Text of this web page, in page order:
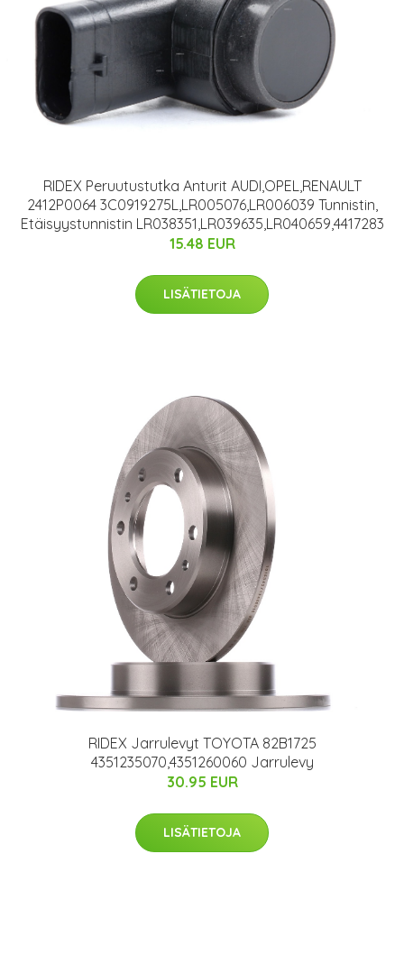
RIDEX Peruutustutka Anturit AUDI,OPEL,RENAULT
2412P0064 3C0919275L,LR005076,LR006039 Tunnistin,
Etäisyystunnistin LR038351,LR039635,LR040659,4417283
15.48 EUR
LISÄTIETOJA
RIDEX Jarrulevyt TOYOTA 82B1725
4351235070,4351260060 Jarrulevy
30.95 EUR
LISÄTIETOJA